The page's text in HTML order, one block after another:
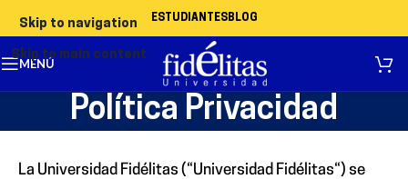
Skip to navigation
Skip to main content
ESTUDIANTESBLOG
MENÚ
Política Privacidad
La Universidad Fidélitas (“Universidad Fidélitas“) se